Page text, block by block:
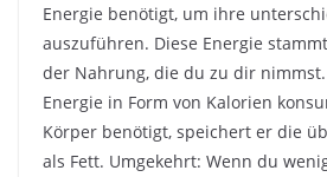
Energie benötigt, um ihre
auszuführen. Diese Energie
der Nahrung, die du zu dir
Energie in Form von Kalorien
Körper benötigt, speichert er die
als Fett. Umgekehrt: Wenn du